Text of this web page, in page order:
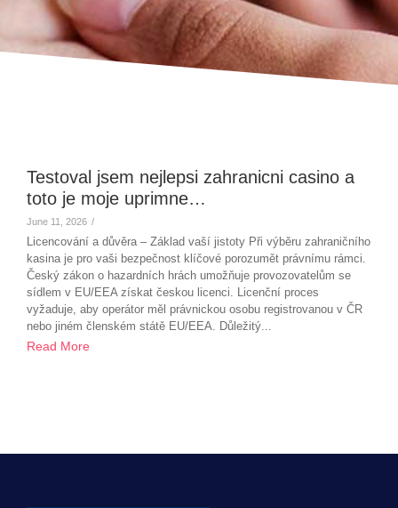
Testoval jsem nejlepsi zahranicni casino a
toto je moje uprimne…
June 11, 2026 /
Licencování a důvěra – Základ vaší jistoty Při výběru zahraničního
kasina je pro vaši bezpečnost klíčové porozumět právnímu rámci.
Český zákon o hazardních hrách umožňuje provozovatelům se
sídlem v EU/EEA získat českou licenci. Licenční proces
vyžaduje, aby operátor měl právnickou osobu registrovanou v ČR
nebo jiném členském státě EU/EEA. Důležitý...
Read More